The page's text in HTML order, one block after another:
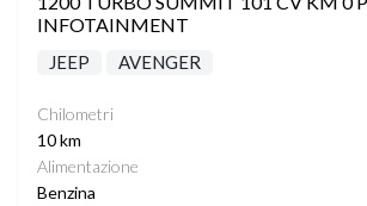
INFOTAINMENT
JEEP AVENGER
Chilometri
10 km
Alimentazione
Benzina